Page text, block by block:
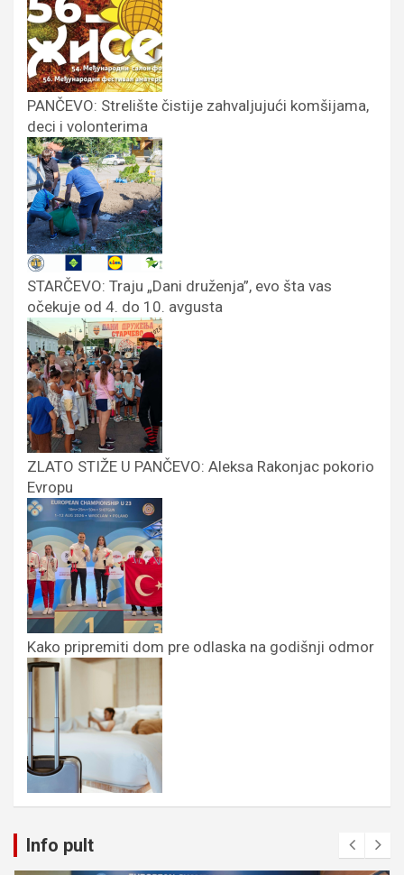
PANČEVO: Strelište čistije zahvaljujući komšijama,
deci i volonterima
STARČEVO: Traju „Dani druženja”, evo šta vas
očekuje od 4. do 10. avgusta
ZLATO STIŽE U PANČEVO: Aleksa Rakonjac pokorio
Evropu
Kako pripremiti dom pre odlaska na godišnji odmor
Info pult